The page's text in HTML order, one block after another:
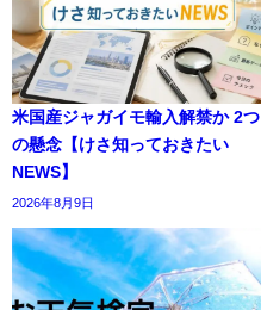
米国産ジャガイモ輸入解禁か 2つ
の懸念【けさ知っておきたい
NEWS】
2026年8月9日